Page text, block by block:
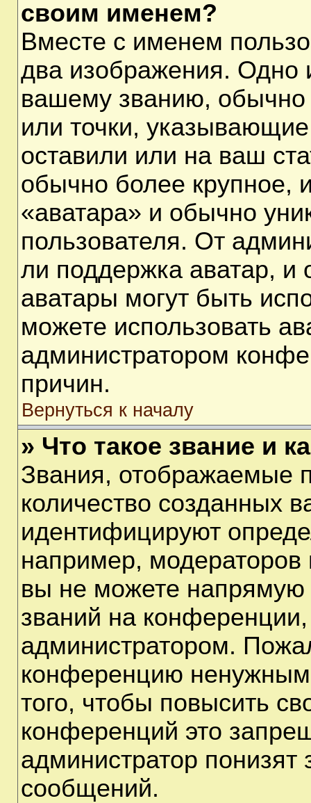
своим именем?
Вместе с именем
два изображения. Одно
вашему званию, обычно
или точки,
оставили или на ваш
обычно более крупное,
«аватара» и обычно
пользователя. От
ли поддержка аватар, и
аватары могут быть
можете использовать
администратором
причин.
Вернуться к началу
» Что такое звание и
Звания, отображаемые
количество созданных
идентифицируют
например,
вы не можете напрямую
званий на
администратором.
конференцию
того, чтобы повысить
конференций это
администратор понизят
сообщений.